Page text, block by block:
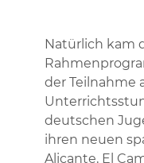
Natürlich kam
der Teilnahme
deutschen
ihren neuen
Alicante, El